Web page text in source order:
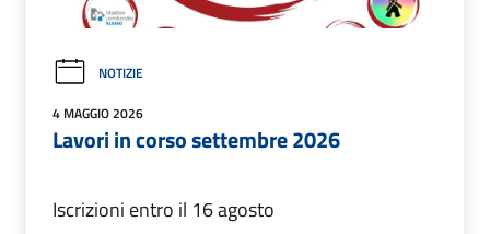
NOTIZIE
4 MAGGIO 2026
Lavori in corso settembre 2026
Iscrizioni entro il 16 agosto